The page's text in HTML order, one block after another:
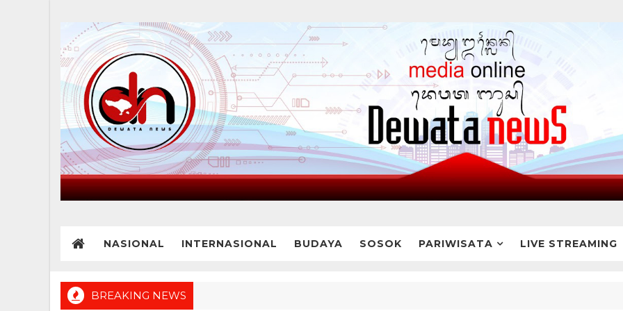
NASIONAL INTERNASIONAL BUDAYA SOSOK PARIWISATA LIVE STREAMING
BREAKING NEWS